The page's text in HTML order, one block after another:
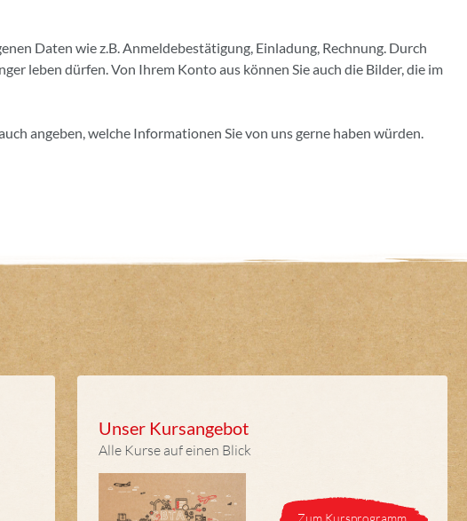
Daten wie z.B. Anmeldebestätigung, Einladung, Rechnung. Durch
leben dürfen. Von Ihrem Konto aus können Sie auch die Bilder, die im
angeben, welche Informationen Sie von uns gerne haben würden.
Unser Kursangebot
Alle Kurse auf einen Blick
Zum Kursprogramm